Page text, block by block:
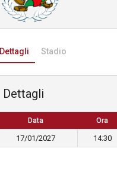
Dettagli Stadio
Dettagli
Data Ora
17/01/2027 14:30